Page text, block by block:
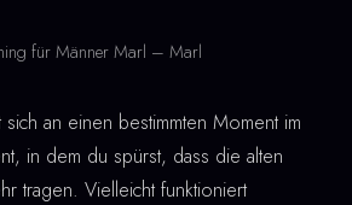
für Männer Marl – Marl
an einen bestimmten Moment im
in dem du spürst, dass die alten
tragen. Vielleicht funktioniert